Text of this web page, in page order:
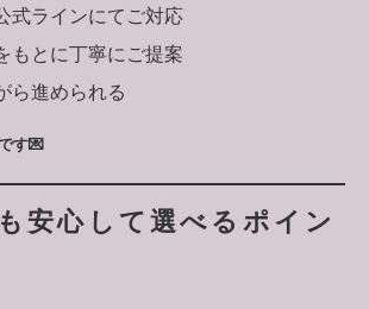
式ラインにてご対応
もとに丁寧にご提案
ら進められる
す💌
安心して選べるポイン